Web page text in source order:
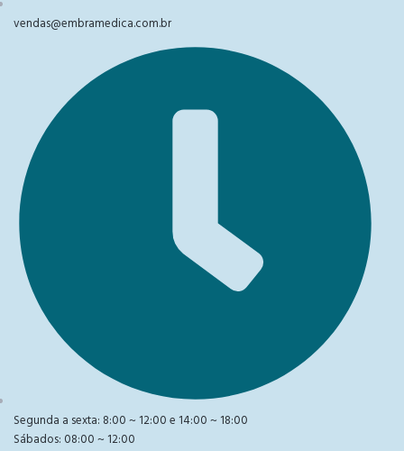
vendas@embramedica.com.br
Segunda a sexta: 8:00 ~ 12:00 e 14:00 ~ 18:00
Sábados: 08:00 ~ 12:00